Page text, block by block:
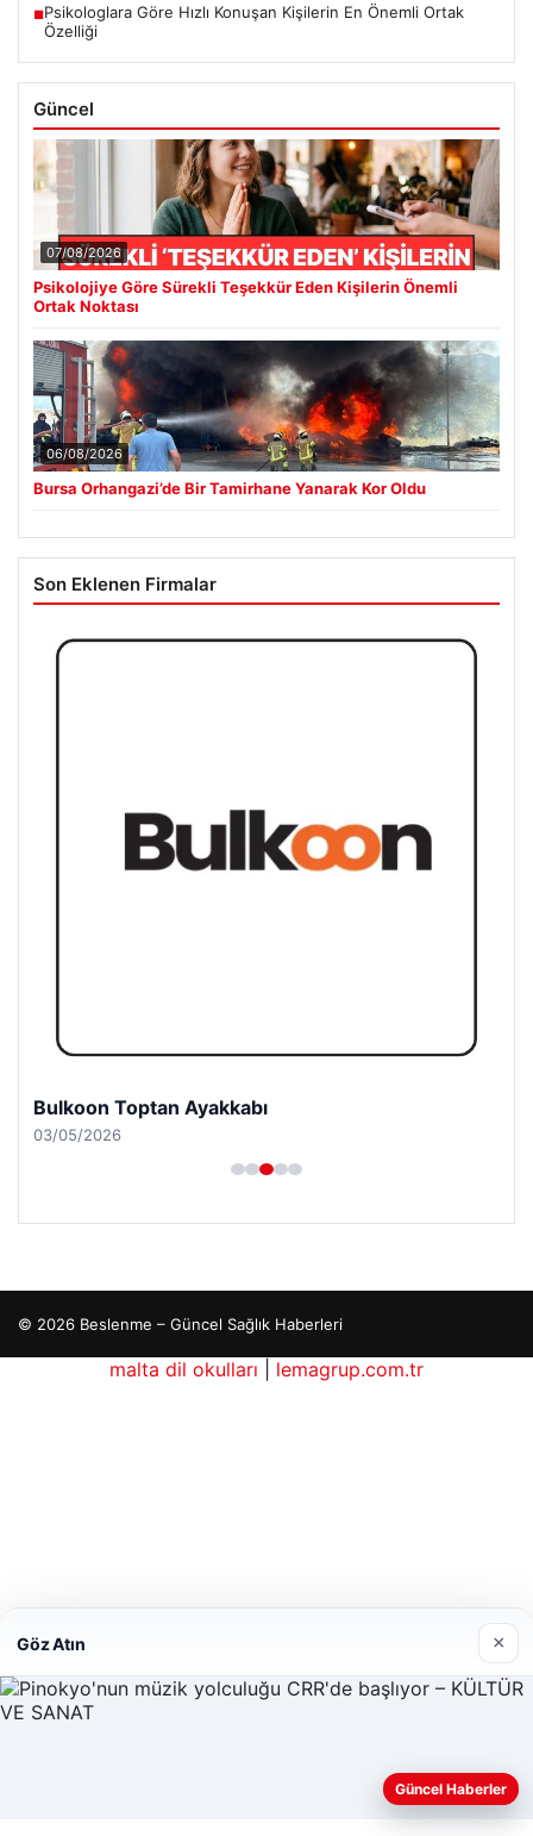
■Psikologlara Göre Hızlı Konuşan Kişilerin En Önemli Ortak
Özelliği
Güncel
07/08/2026
Psikolojiye Göre Sürekli Teşekkür Eden Kişilerin Önemli
Ortak Noktası
06/08/2026
Bursa Orhangazi’de Bir Tamirhane Yanarak Kor Oldu
Son Eklenen Firmalar
Bulkoon Toptan Ayakkabı
03/05/2026
© 2026 Beslenme – Güncel Sağlık Haberleri
Web sitemizi nasıl kullandığınızı daha iyi anlayabilmek,
Göz Atın ×
Güncel Haberler
malta dil okulları
lemagrup.com.tr